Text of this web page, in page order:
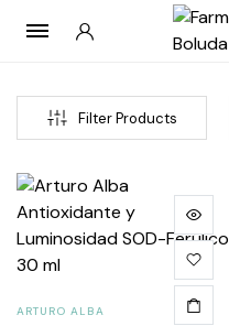
Filter Products
ARTURO ALBA